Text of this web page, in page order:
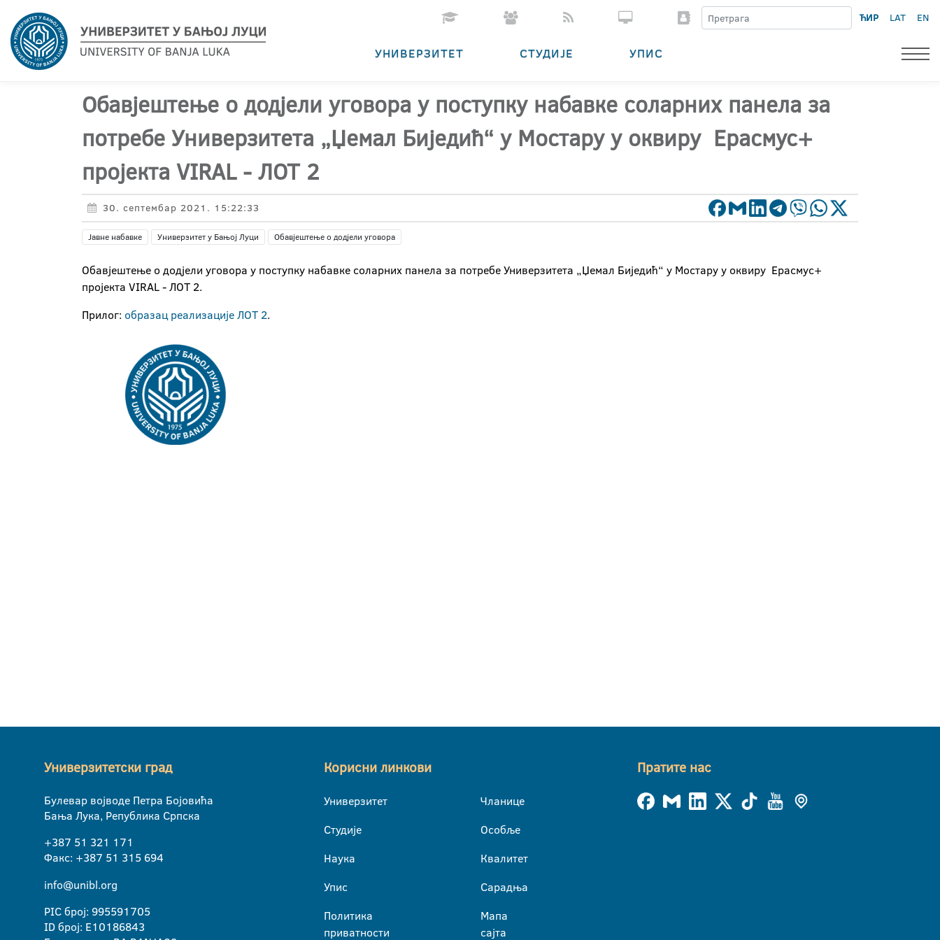
ЋИР LAT EN
УНИВЕРЗИТЕТ СТУДИЈЕ УПИС
Обавјештење о додјели уговора у поступку набавке соларних панела за
потребе Универзитета „Џемал Биједић“ у Мостару у оквиру Ерасмус+
пројекта VIRAL - ЛОТ 2
30. септембар 2021. 15:22:33
Јавне набавке Универзитет у Бањој Луци Обавјештење о додјели уговора
Обавјештење о додјели уговора у поступку набавке соларних панела за потребе Универзитета „Џемал Биједић“ у Мостару у оквиру Ерасмус+
пројекта VIRAL - ЛОТ 2.
Прилог: образац реализације ЛОТ 2.
Универзитетски град
Булевар војводе Петра Бојовића
Бања Лука, Република Српска
+387 51 321 171
Факс: +387 51 315 694
info@unibl.org
PIC број: 995591705
ID број: E10186843
Корисни линкови
Универзитет
Студије
Наука
Упис
Политика
приватности
Чланице
Особље
Квалитет
Сарадња
Мапа
сајта
Пратите нас